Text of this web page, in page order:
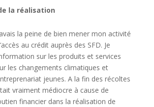
la réalisation
la peine de bien mener mon activité
au crédit auprès des SFD. Je
sur les produits et services
les changements climatiques et
jeunes. A la fin des récoltes
vraiment médiocre à cause de
financier dans la réalisation de